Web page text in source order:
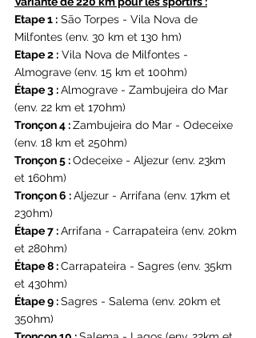
Etape 1 : São Torpes - Vila Nova de
Milfontes (env. 30 km et 130 hm)
Etape 2 : Vila Nova de Milfontes -
Almograve (env. 15 km et 100hm)
Étape 3 : Almograve - Zambujeira do Mar
(env. 22 km et 170hm)
Tronçon 4 : Zambujeira do Mar - Odeceixe
(env. 18 km et 250hm)
Tronçon 5 : Odeceixe - Aljezur (env. 23km
et 160hm)
Tronçon 6 : Aljezur - Arrifana (env. 17km et
230hm)
Étape 7 : Arrifana - Carrapateira (env. 20km
et 280hm)
Étape 8 : Carrapateira - Sagres (env. 35km
et 430hm)
Étape 9 : Sagres - Salema (env. 20km et
350hm)